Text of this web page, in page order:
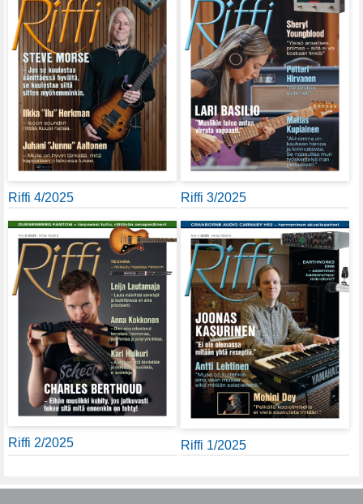
Riffi 4/2025 Riffi 3/2025
Riffi 2/2025 Riffi 1/2025